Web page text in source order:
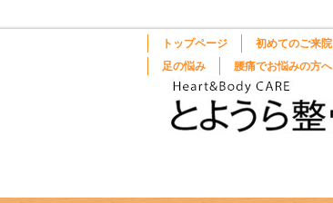
トップページ 初めてのご来院
足の悩み
腰痛でお悩みの方へ